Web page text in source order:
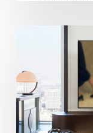
Januar
nur auf
30. Januar 2026